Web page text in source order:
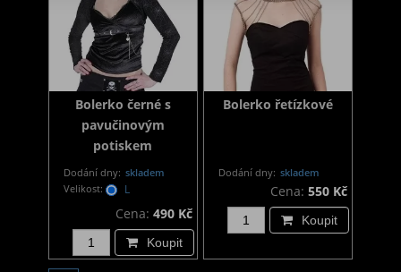
Bolerko černé s
pavučinovým
potiskem
Dodání dny: skladem
Velikost:
L
Cena: 490 Kč
Koupit
Bolerko řetízkové
Dodání dny: skladem
Cena: 550 Kč
Koupit